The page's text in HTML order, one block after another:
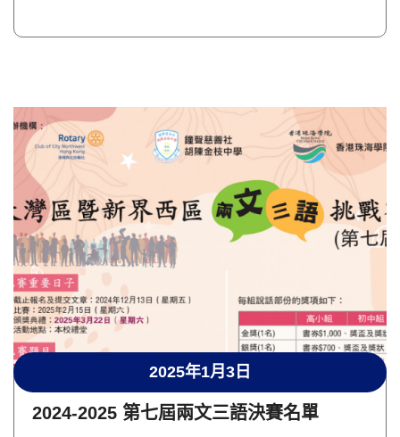
2025年1月3日
2024-2025 第七屆兩文三語決賽名單